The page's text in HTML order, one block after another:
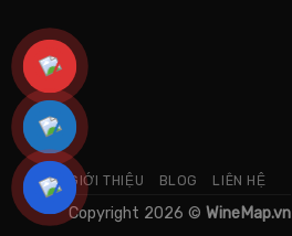
GIỚI THIỆU BLOG LIÊN HỆ
Copyright 2026 © WineMap.vn